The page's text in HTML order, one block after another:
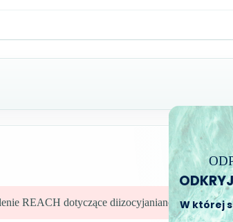
REACH dotyczące diizocyjanianów.W której